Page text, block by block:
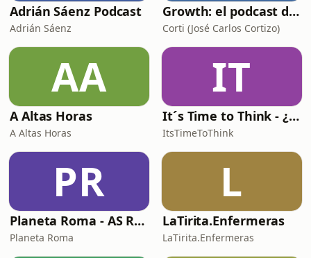
Adrián Sáenz Podcast
Adrián Sáenz
Growth: el podcast de Product Hackers 🚀
Corti (José Carlos Cortizo)
AA
A Altas Horas
A Altas Horas
IT
It´s Time to Think - ¿Nos paramos a pensar?
ItsTimeToThink
PR
Planeta Roma - AS Roma Podcast en Español
Planeta Roma
L
LaTirita.Enfermeras
LaTirita.Enfermeras